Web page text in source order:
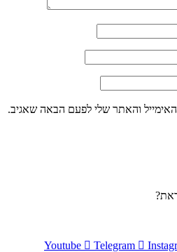
והאתר שלי לפעם הבאה שאגיב.
Youtube Telegram